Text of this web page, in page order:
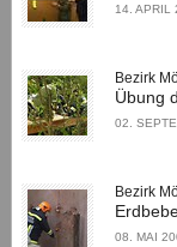
14. APRIL
Bezirk
Übung
02.
Bezirk
08. MAI